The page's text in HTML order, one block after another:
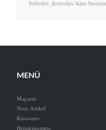
befreites, deutsches Kino
MENÜ
Magazin
Neue Artikel
Kinostarts
Heimkinostarts